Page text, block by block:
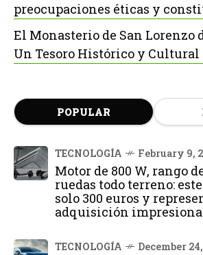
preocupaciones éticas y
El Monasterio de San Lorenzo
Un Tesoro Histórico y Cultural
POPULAR
TECNOLOGÍA February 9,
Motor de 800 W, rango
ruedas todo terreno:
solo 300 euros y
adquisición
TECNOLOGÍA December